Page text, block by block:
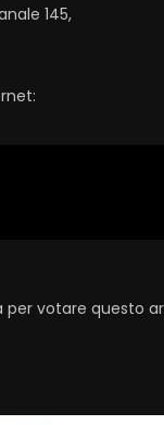
145,
per votare questo